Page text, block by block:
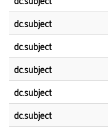
dc.subject
dc.subject
dc.subject
dc.subject
dc.subject